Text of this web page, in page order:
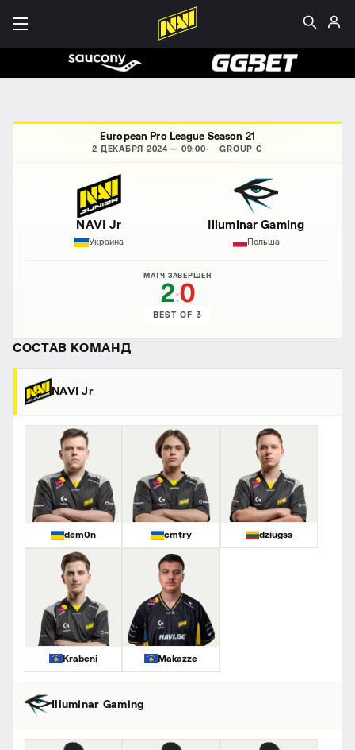
European Pro League Season 21
2 ДЕКАБРЯ 2024 — 09:00 GROUP C
NAVI Jr
Украина
МАТЧ ЗАВЕРШЕН
2:0
BEST OF 3
Illuminar Gaming
Польша
СОСТАВ КОМАНД
NAVI Jr
dem0n cmtry dziugss
Krabeni Makazze
Illuminar Gaming